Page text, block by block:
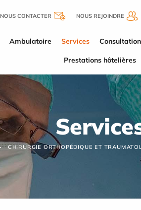
NOUS CONTACTER NOUS REJOINDRE
Ambulatoire Services Consultation
Prestations hôtelières
CHIRURGIE ORTHOPÉDIQUE ET